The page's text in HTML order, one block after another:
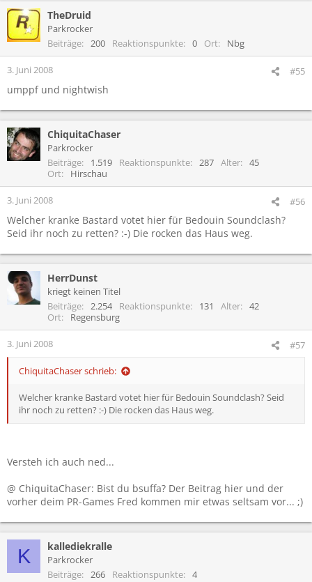
TheDruid
Parkrocker
Beiträge
200 Reaktionspunkte 0 Ort Nbg
3. Juni 2008 #55
umppf und nightwish
ChiquitaChaser
Parkrocker
Beiträge
1.519 Reaktionspunkte 287 Alter
45
Ort
Hirschau
3. Juni 2008 #56
Welcher kranke Bastard votet hier für Bedouin Soundclash?
Seid ihr noch zu retten? :-) Die rocken das Haus weg.
HerrDunst
kriegt keinen Titel
Beiträge
2.254 Reaktionspunkte 131 Alter
42
Ort
Regensburg
3. Juni 2008 #57
ChiquitaChaser schrieb:
Welcher kranke Bastard votet hier für Bedouin Soundclash? Seid
ihr noch zu retten? :-) Die rocken das Haus weg.
Versteh ich auch ned...
@ ChiquitaChaser: Bist du bsuffa? Der Beitrag hier und der
vorher deim PR-Games Fred kommen mir etwas seltsam vor... ;)
K kallediekralle
Parkrocker
Beiträge
266 Reaktionspunkte 4